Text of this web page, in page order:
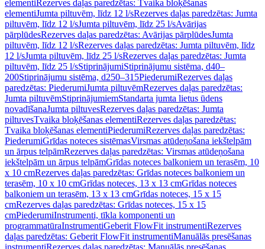
elementiRezerves daļas paredzētas: Tvaika bloķēšanas
elementiJumta piltuvēm, līdz 12 l/sRezerves daļas paredzētas: Jumta
piltuvēm, līdz 12 l/sJumta piltuvēm, līdz 25 l/sAvārijas
pārplūdesRezerves daļas paredzētas: Avārijas pārplūdesJumta
piltuvēm, līdz 12 l/sRezerves daļas paredzētas: Jumta piltuvēm, līdz
12 l/sJumta piltuvēm, līdz 25 l/sRezerves daļas paredzētas: Jumta
piltuvēm, līdz 25 l/sStiprinājumiStiprinājumu sistēma, d40–
200Stiprinājumu sistēma, d250–315PiederumiRezerves daļas
paredzētas: PiederumiJumta piltuvēmRezerves daļas paredzētas:
Jumta piltuvēmStiprinājumiemStandarta jumta lietus ūdens
novadīšanaJumta piltuvesRezerves daļas paredzētas: Jumta
piltuvesTvaika bloķēšanas elementiRezerves daļas paredzētas:
Tvaika bloķēšanas elementiPiederumiRezerves daļas paredzētas:
PiederumiGrīdas noteces sistēmasVirsmas atūdeņošana iekštelpām
un ārpus telpāmRezerves daļas paredzētas: Virsmas atūdeņošana
iekštelpām un ārpus telpāmGrīdas noteces balkoniem un terasēm, 10
x 10 cmRezerves daļas paredzētas: Grīdas noteces balkoniem un
terasēm, 10 x 10 cmGrīdas noteces, 13 x 13 cmGrīdas noteces
balkoniem un terasēm, 13 x 13 cmGrīdas noteces, 15 x 15
cmRezerves daļas paredzētas: Grīdas noteces, 15 x 15
cmPiederumiInstrumenti, tīkla komponenti un
programmatūraInstrumentiGeberit FlowFit instrumentiRezerves
daļas paredzētas: Geberit FlowFit instrumentiManuālās presēšanas
instrumentiRezerves daļas paredzētas: Manuālās presēšanas